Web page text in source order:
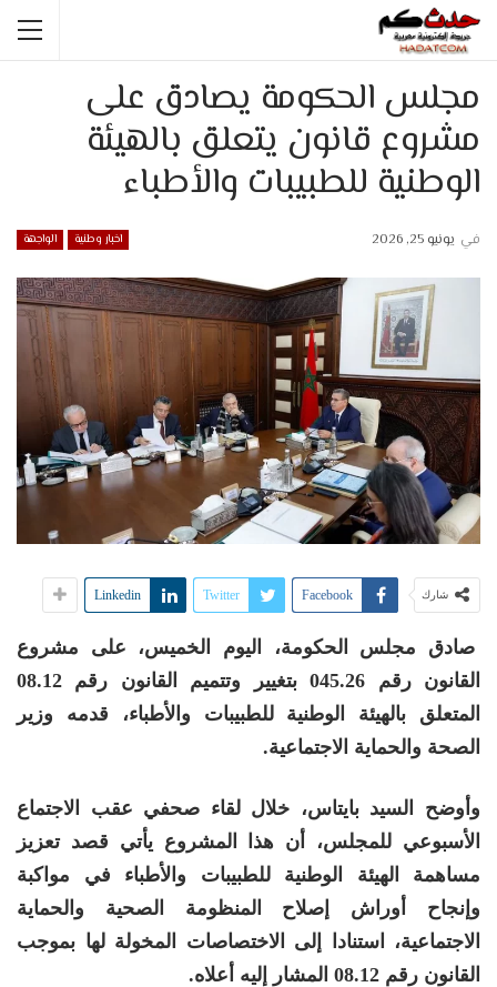
مجلس الحكومة يصادق على
مشروع قانون يتعلق بالهيئة
الوطنية للطبيبات والأطباء
اخبار وطنية الواجهة في يونيو 25, 2026
شارك Facebook
Twitter
Linkedin
صادق مجلس الحكومة، اليوم الخميس، على مشروع
القانون رقم 045.26 بتغيير وتتميم القانون رقم 08.12
المتعلق بالهيئة الوطنية للطبيبات والأطباء، قدمه وزير
الصحة والحماية الاجتماعية.
وأوضح السيد بايتاس، خلال لقاء صحفي عقب الاجتماع
الأسبوعي للمجلس، أن هذا المشروع يأتي قصد تعزيز
مساهمة الهيئة الوطنية للطبيبات والأطباء في مواكبة
وإنجاح أوراش إصلاح المنظومة الصحية والحماية
الاجتماعية، استنادا إلى الاختصاصات المخولة لها بموجب
القانون رقم 08.12 المشار إليه أعلاه.